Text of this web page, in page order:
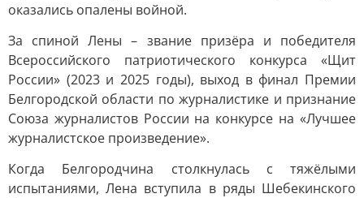
оказались опалены войной.
За спиной Лены – звание призёра и победителя
Всероссийского патриотического конкурса «Щит
России» (2023 и 2025 годы), выход в финал Премии
Белгородской области по журналистике и признание
Союза журналистов России на конкурсе на «Лучшее
журналистское произведение».
Когда Белгородчина столкнулась с тяжёлыми
испытаниями, Лена вступила в ряды Шебекинского